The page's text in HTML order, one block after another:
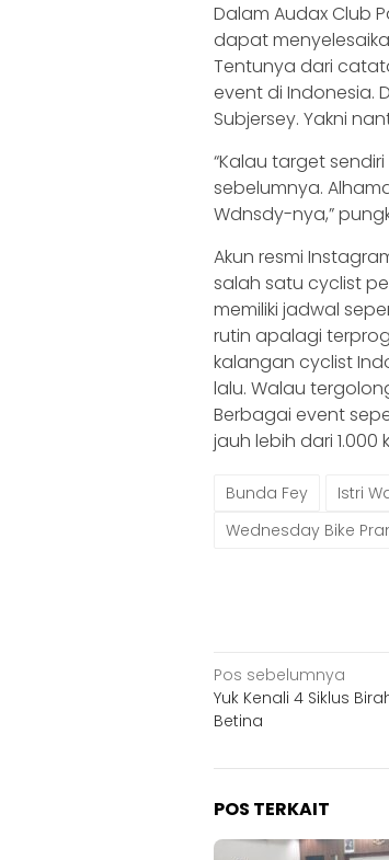
Dalam Audax Club
dapat
Tentunya dari
event di Indonesia.
Subjersey. Yakni
“Kalau target
sebelumnya.
Wdnsdy-nya,”
Akun resmi
salah satu cyclist
memiliki jadwal
rutin apalagi
kalangan cyclist
lalu. Walau
Berbagai event
jauh lebih dari 1.000
Bunda Fey Istri
Wednesday Bike
Navigasi
pos
Pos sebelumnya
Yuk Kenali 4 Siklus
Betina
POS TERKAIT